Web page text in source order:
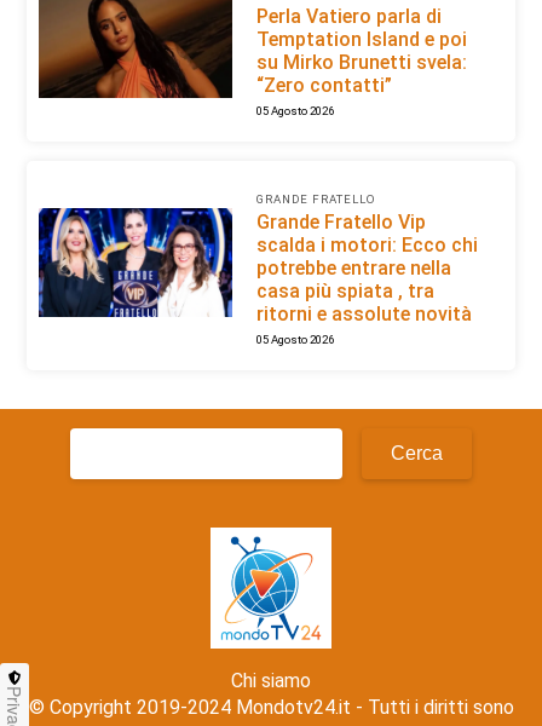
Perla Vatiero parla di
Temptation Island e poi
su Mirko Brunetti svela:
“Zero contatti”
05 Agosto 2026
GRANDE FRATELLO
Grande Fratello Vip
scalda i motori: Ecco chi
potrebbe entrare nella
casa più spiata , tra
ritorni e assolute novità
05 Agosto 2026
Chi siamo
© Copyright 2019-2024 Mondotv24.it - Tutti i diritti sono
Privacy